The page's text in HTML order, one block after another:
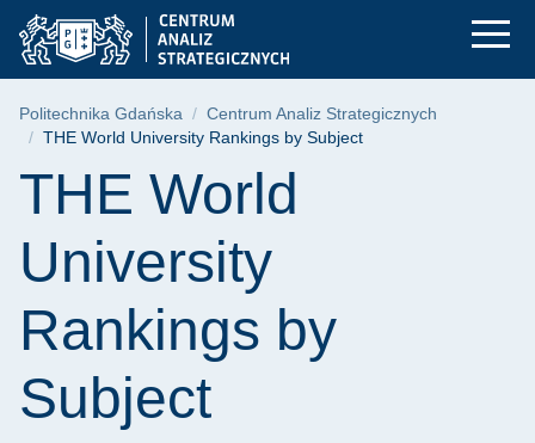
Przejdź
do
menu
Przejdź
do
wyszukiwarki
Przejdź
do
treści
THE World
Ścieżka nawigacyjna
Politechnika Gdańska
Centrum Analiz Strategicznych
THE World University Rankings by Subject
Treść strony
THE World
University
Rankings by
Subject